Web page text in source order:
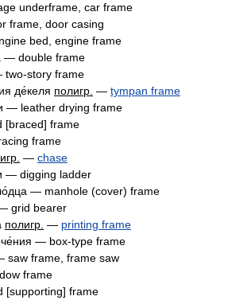
underframe, car frame
frame, door casing
bed, engine frame
— double frame
two-story frame
де́келя полигр. — tympan frame
— leather drying frame
[braced] frame
frame
— chase
— digging ladder
— manhole (cover) frame
grid bearer
полигр. — printing frame
— box-type frame
saw frame, frame saw
frame
frame